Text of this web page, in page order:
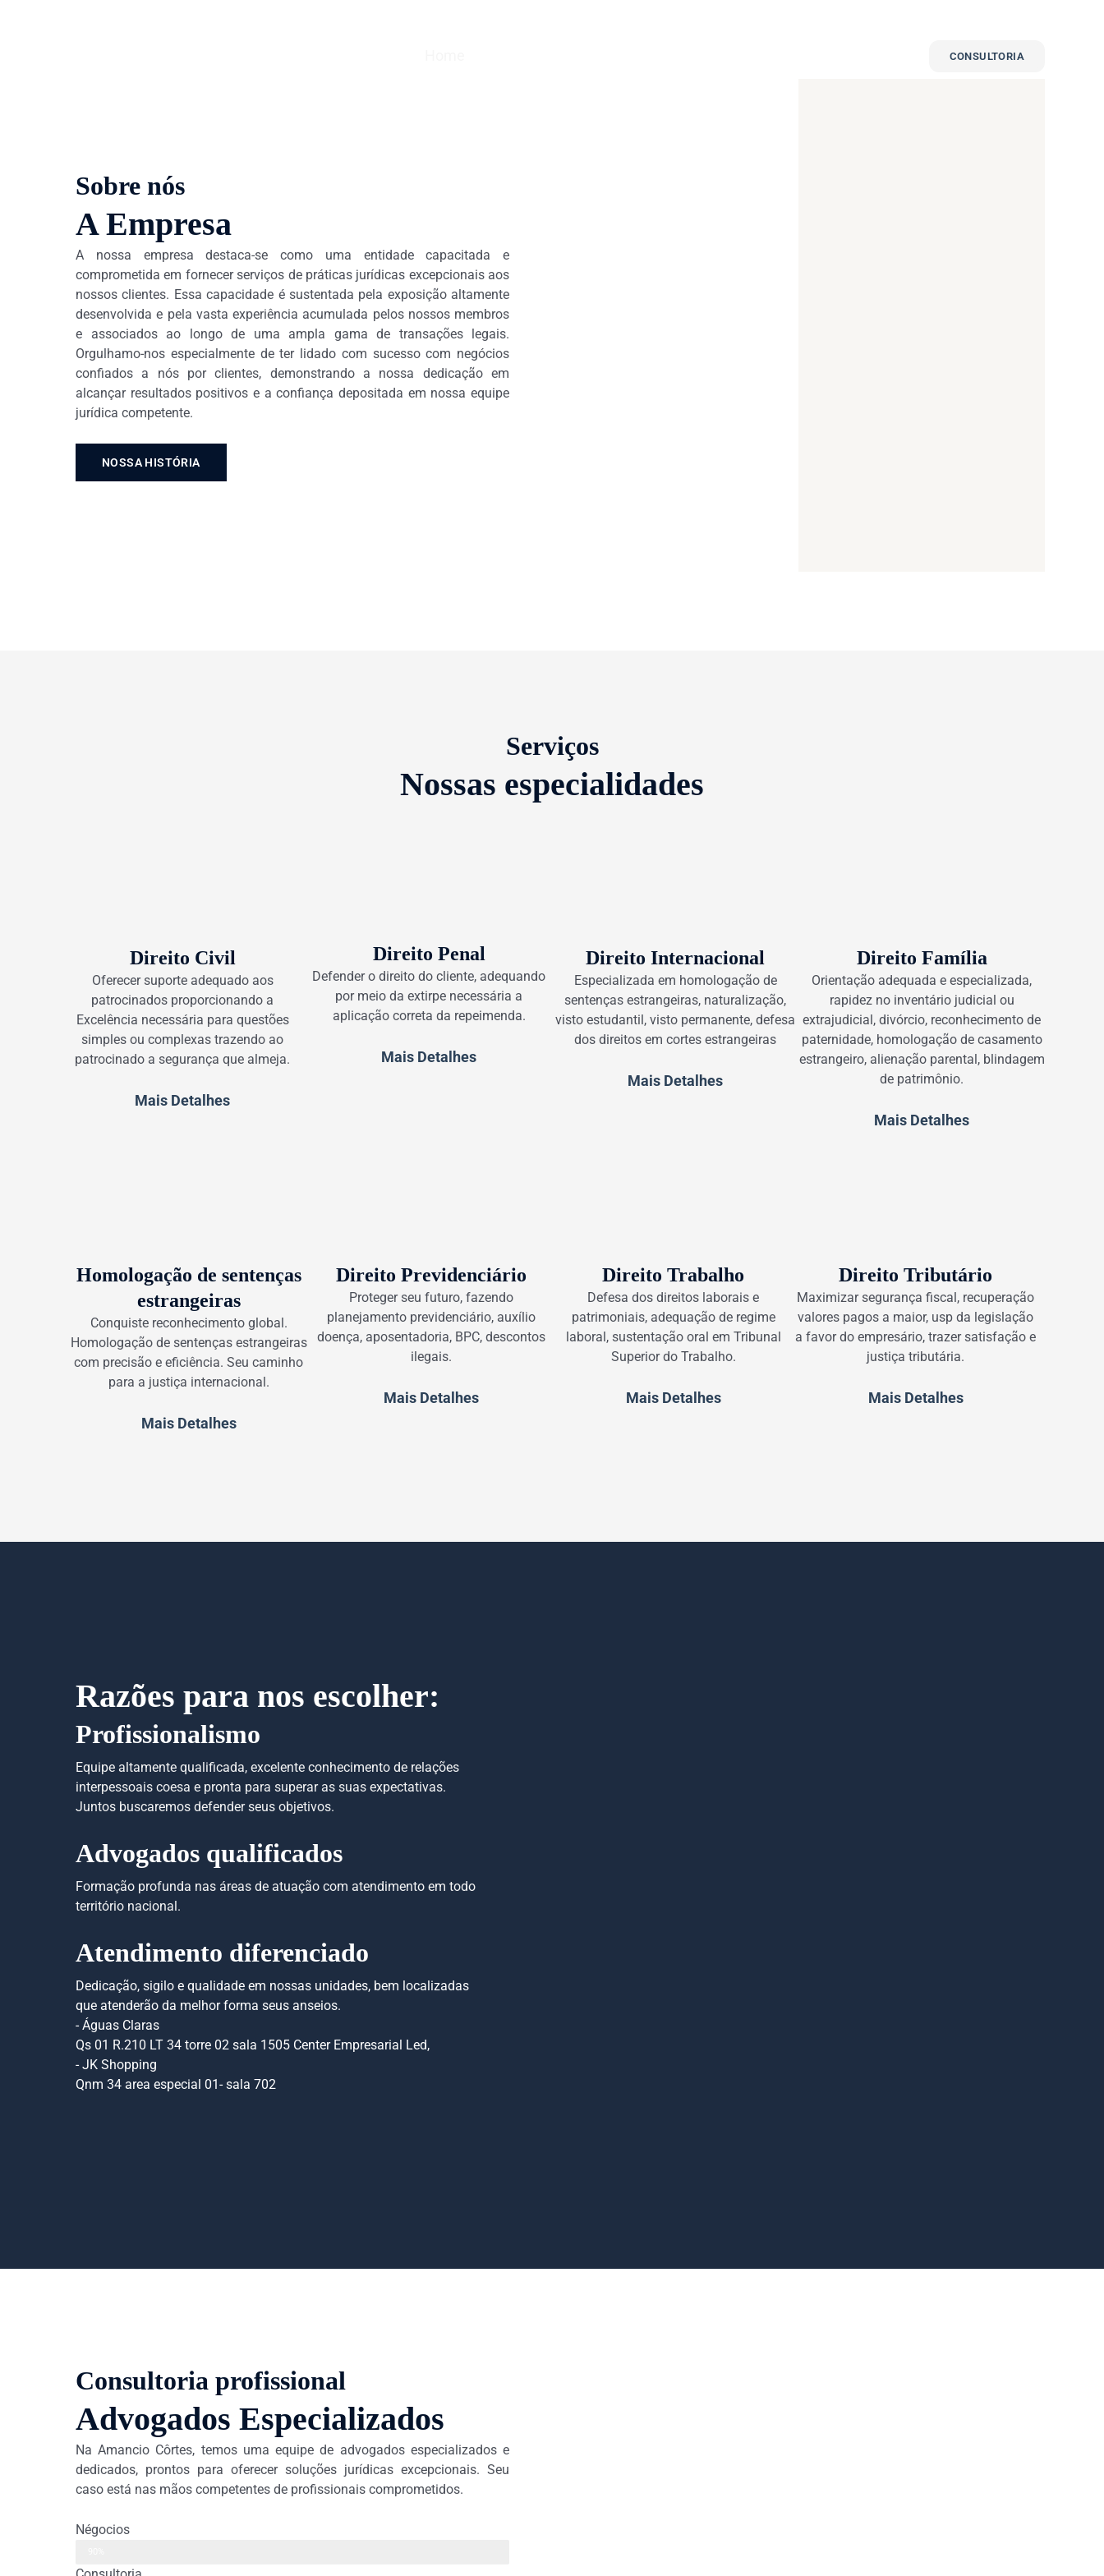
CONSULTORIA
Sobre nós
A Empresa
A nossa empresa destaca-se como uma entidade capacitada e
comprometida em fornecer serviços de práticas jurídicas excepcionais aos
nossos clientes. Essa capacidade é sustentada pela exposição altamente
desenvolvida e pela vasta experiência acumulada pelos nossos membros
e associados ao longo de uma ampla gama de transações legais.
Orgulhamo-nos especialmente de ter lidado com sucesso com negócios
confiados a nós por clientes, demonstrando a nossa dedicação em
alcançar resultados positivos e a confiança depositada em nossa equipe
jurídica competente.
NOSSA HISTÓRIA
Serviços
Nossas especialidades
Direito Civil
Oferecer suporte adequado aos
patrocinados proporcionando a
Excelência necessária para questões
simples ou complexas trazendo ao
patrocinado a segurança que almeja.
Mais Detalhes
Direito Penal
Defender o direito do cliente, adequando
por meio da extirpe necessária a
aplicação correta da repeimenda.
Mais Detalhes
Direito Internacional
Especializada em homologação de
sentenças estrangeiras, naturalização,
visto estudantil, visto permanente, defesa
dos direitos em cortes estrangeiras
Mais Detalhes
Direito Família
Orientação adequada e especializada,
rapidez no inventário judicial ou
extrajudicial, divórcio, reconhecimento de
paternidade, homologação de casamento
estrangeiro, alienação parental, blindagem
de patrimônio.
Mais Detalhes
Homologação de sentenças
estrangeiras
Conquiste reconhecimento global.
Homologação de sentenças estrangeiras
com precisão e eficiência. Seu caminho
para a justiça internacional.
Mais Detalhes
Direito Previdenciário
Proteger seu futuro, fazendo
planejamento previdenciário, auxílio
doença, aposentadoria, BPC, descontos
ilegais.
Mais Detalhes
Direito Trabalho
Defesa dos direitos laborais e
patrimoniais, adequação de regime
laboral, sustentação oral em Tribunal
Superior do Trabalho.
Mais Detalhes
Direito Tributário
Maximizar segurança fiscal, recuperação
valores pagos a maior, usp da legislação
a favor do empresário, trazer satisfação e
justiça tributária.
Mais Detalhes
Razões para nos escolher:
Profissionalismo
Equipe altamente qualificada, excelente conhecimento de relações
interpessoais coesa e pronta para superar as suas expectativas.
Juntos buscaremos defender seus objetivos.
Advogados qualificados
Formação profunda nas áreas de atuação com atendimento em todo
território nacional.
Atendimento diferenciado
Dedicação, sigilo e qualidade em nossas unidades, bem localizadas
que atenderão da melhor forma seus anseios.
- Águas Claras
Qs 01 R.210 LT 34 torre 02 sala 1505 Center Empresarial Led,
- JK Shopping
Qnm 34 area especial 01- sala 702
Consultoria profissional
Advogados Especializados
Na Amancio Côrtes, temos uma equipe de advogados especializados e
dedicados, prontos para oferecer soluções jurídicas excepcionais. Seu
caso está nas mãos competentes de profissionais comprometidos.
Négocios